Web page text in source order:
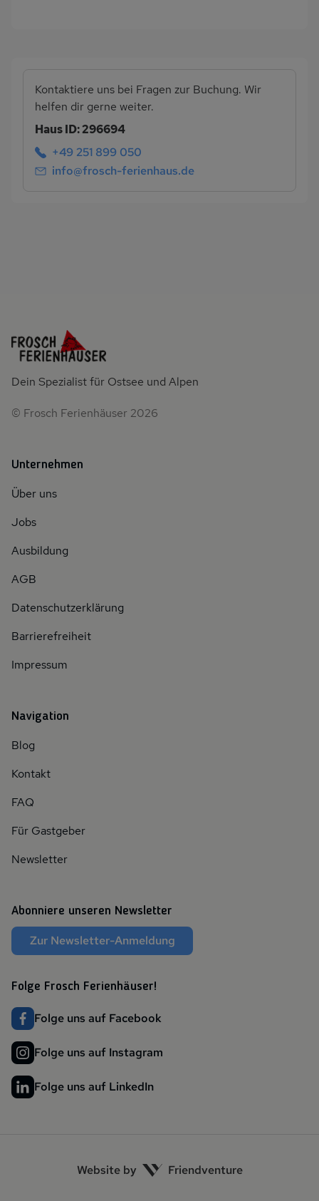
Kontaktiere uns bei Fragen zur Buchung. Wir
helfen dir gerne weiter.
Haus ID: 296694
+49 251 899 050
info@frosch-ferienhaus.de
Dein Spezialist für Ostsee und Alpen
© Frosch Ferienhäuser 2026
Unternehmen
Über uns
Jobs
Ausbildung
AGB
Datenschutzerklärung
Barrierefreiheit
Impressum
Navigation
Blog
Kontakt
FAQ
Für Gastgeber
Newsletter
Abonniere unseren Newsletter
Zur Newsletter-Anmeldung
Folge Frosch Ferienhäuser!
Folge uns auf Facebook
Folge uns auf Instagram
Folge uns auf LinkedIn
Website by Friendventure